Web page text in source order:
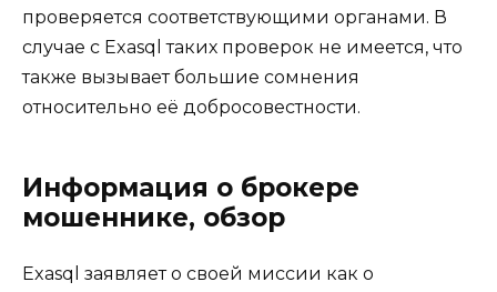
проверяется соответствующими органами. В
случае с Exasql таких проверок не имеется, что
также вызывает большие сомнения
относительно её добросовестности.
Информация о брокере
мошеннике, обзор
Exasql заявляет о своей миссии как о